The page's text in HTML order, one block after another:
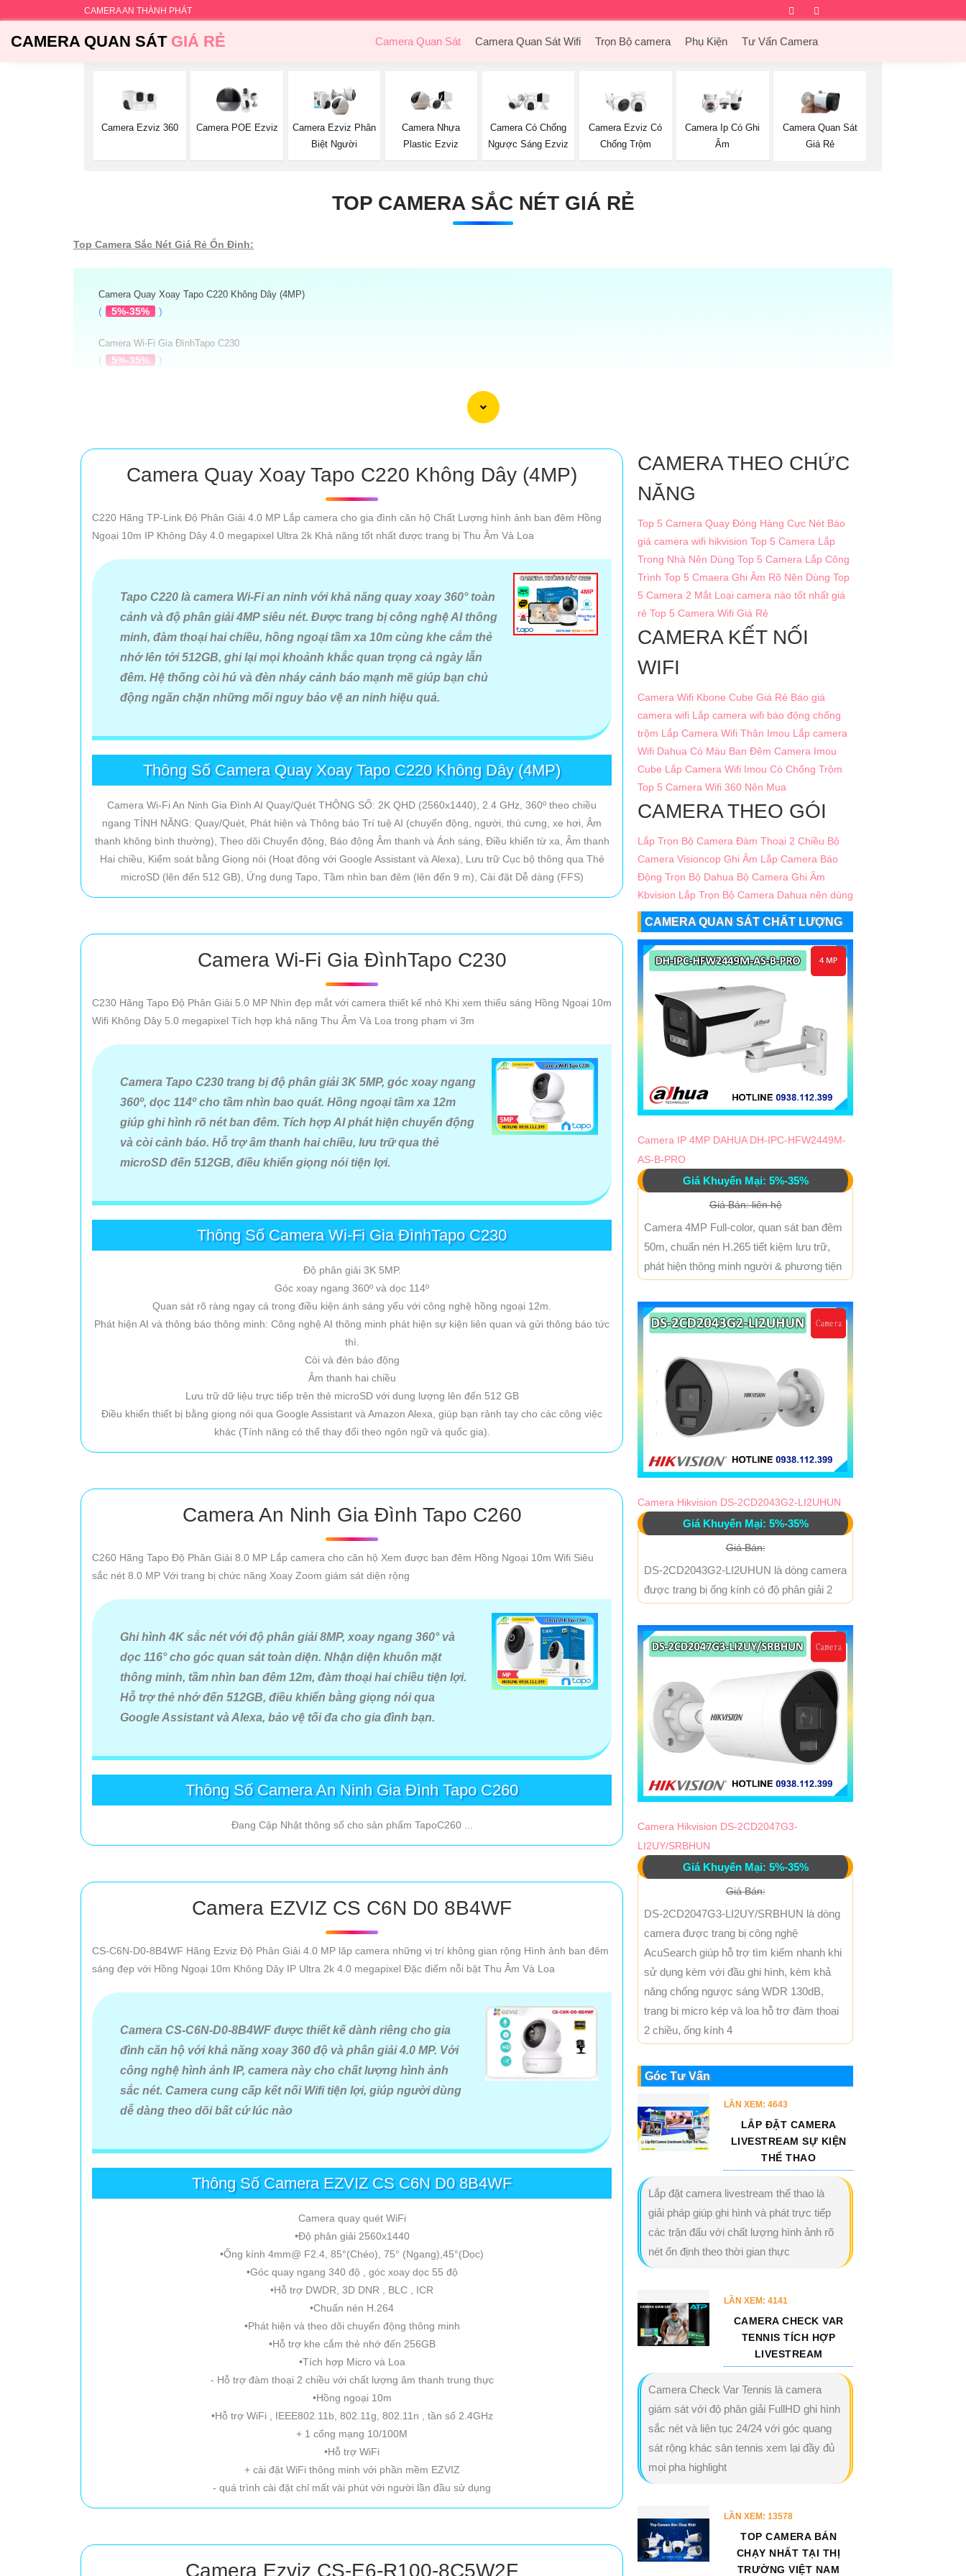
CAMERA AN THÀNH PHÁT Facebook
CAMERA QUAN SÁTGIÁ RẺ Camera Quan Sát Camera Quan Sát Wifi Trọn Bộ camera Phụ Kiện Tư Vấn Camera
Camera Ezviz 360 Camera POE Ezviz
Camera Ezviz Phân
Biệt Người
Camera Nhựa
Plastic Ezviz
Camera Có Chống
Ngược Sáng Ezviz
Camera Ezviz Có
Chống Trộm
Camera Ip Có Ghi
Âm
Camera Quan Sát
Giá Rẻ
TOP CAMERA SẮC NÉT GIÁ RẺ
Top Camera Sắc Nét Giá Rẻ Ổn Định:
Camera Quay Xoay Tapo C220 Không Dây (4MP)
( 5%-35% )
Camera Wi-Fi Gia ĐìnhTapo C230
( 5%-35% )
Camera Ezviz CS-E6-R100-8C5W2F
Top Camera Sắc Nét Giá Rẻ
Camera Wifi Imouđang là lựa chọn hàng đầu cho những ai muốn sở hữu hệ thống giám sát hiện đại,tiện lợi và tiết kiệm.Với thiết kế sang trọng khả năng ghi hình
tính năng kết nối thông minh qua điện thoại Imou mang đến trải nghiệm an ninh tối ưu cho mọi không gian.
mới nhất đi kèm chính sách chiết khấu hấp dẫn và hỗ trợ kỹ thuật chuyên nghiệp. Hãy chọnAn Thành Phát
trải nghiệm giải pháp an ninh toàn diện – nơi công nghệ chất lượng và niềm tin hội tụ trong từng sản phẩm.
Camera Quay Xoay Tapo C220 Không Dây (4MP)
C220 Hãng TP-Link Độ Phân Giải 4.0 MP Lắp camera cho gia đình căn hộ Chất Lượng hình ảnh ban đêm Hồng
Ngoại 10m IP Không Dây 4.0 megapixel Ultra 2k Khả năng tốt nhất được trang bị Thu Âm Và Loa
Tapo C220 là camera Wi-Fi an ninh với khả năng quay xoay 360° toàn
cảnh và độ phân giải 4MP siêu nét. Được trang bị công nghệ AI thông
minh, đàm thoại hai chiều, hồng ngoại tầm xa 10m cùng khe cắm thẻ
nhớ lên tới 512GB, ghi lại mọi khoảnh khắc quan trọng cả ngày lẫn
đêm. Hệ thống còi hú và đèn nháy cảnh báo mạnh mẽ giúp bạn chủ
động ngăn chặn những mối nguy bảo vệ an ninh hiệu quả.
Thông Số Camera Quay Xoay Tapo C220 Không Dây (4MP)
Camera Wi-Fi An Ninh Gia Đình AI Quay/Quét THÔNG SỐ: 2K QHD (2560x1440), 2.4 GHz, 360º theo chiều
ngang TÍNH NĂNG: Quay/Quét, Phát hiện và Thông báo Trí tuệ AI (chuyển động, người, thú cưng, xe hơi, Âm
thanh không bình thường), Theo dõi Chuyển động, Báo động Âm thanh và Ánh sáng, Điều khiển từ xa, Âm thanh
Hai chiều, Kiểm soát bằng Giọng nói (Hoạt động với Google Assistant và Alexa), Lưu trữ Cục bộ thông qua Thẻ
microSD (lên đến 512 GB), Ứng dụng Tapo, Tầm nhìn ban đêm (lên đến 9 m), Cài đặt Dễ dàng (FFS)
Camera Wi-Fi Gia ĐìnhTapo C230
C230 Hãng Tapo Độ Phân Giải 5.0 MP Nhìn đẹp mắt với camera thiết kế nhỏ Khi xem thiếu sáng Hồng Ngoại 10m
Wifi Không Dây 5.0 megapixel Tích hợp khả năng Thu Âm Và Loa trong phạm vi 3m
Camera Tapo C230 trang bị độ phân giải 3K 5MP, góc xoay ngang
360º, dọc 114º cho tầm nhìn bao quát. Hồng ngoại tầm xa 12m
giúp ghi hình rõ nét ban đêm. Tích hợp AI phát hiện chuyển động
và còi cảnh báo. Hỗ trợ âm thanh hai chiều, lưu trữ qua thẻ
microSD đến 512GB, điều khiển giọng nói tiện lợi.
Thông Số Camera Wi-Fi Gia ĐìnhTapo C230
Độ phân giải 3K 5MP.
Góc xoay ngang 360º và dọc 114º
Quan sát rõ ràng ngay cả trong điều kiện ánh sáng yếu với công nghệ hồng ngoại 12m.
Phát hiện AI và thông báo thông minh: Công nghệ AI thông minh phát hiện sự kiện liên quan và gửi thông báo tức
thì.
Còi và đèn báo động
Âm thanh hai chiều
Lưu trữ dữ liệu trực tiếp trên thẻ microSD với dung lượng lên đến 512 GB
Điều khiển thiết bị bằng giọng nói qua Google Assistant và Amazon Alexa, giúp bạn rảnh tay cho các công việc
khác (Tính năng có thể thay đổi theo ngôn ngữ và quốc gia).
Camera An Ninh Gia Đình Tapo C260
C260 Hãng Tapo Độ Phân Giải 8.0 MP Lắp camera cho căn hộ Xem được ban đêm Hồng Ngoại 10m Wifi Siêu
sắc nét 8.0 MP Với trang bị chức năng Xoay Zoom giám sát diện rộng
Ghi hình 4K sắc nét với độ phân giải 8MP, xoay ngang 360° và
dọc 116° cho góc quan sát toàn diện. Nhận diện khuôn mặt
thông minh, tầm nhìn ban đêm 12m, đàm thoại hai chiều tiện lợi.
Hỗ trợ thẻ nhớ đến 512GB, điều khiển bằng giọng nói qua
Google Assistant và Alexa, bảo vệ tối đa cho gia đình bạn.
Thông Số Camera An Ninh Gia Đình Tapo C260
Đang Cập Nhật thông số cho sản phẩm TapoC260 ...
Camera EZVIZ CS C6N D0 8B4WF
CS-C6N-D0-8B4WF Hãng Ezviz Độ Phân Giải 4.0 MP lăp camera những vị trí không gian rộng Hình ảnh ban đêm
sáng đẹp với Hồng Ngoại 10m Không Dây IP Ultra 2k 4.0 megapixel Đặc điểm nỗi bật Thu Âm Và Loa
Camera CS-C6N-D0-8B4WF được thiết kế dành riêng cho gia
đình căn hộ với khả năng xoay 360 độ và phân giải 4.0 MP. Với
công nghệ hình ảnh IP, camera này cho chất lượng hình ảnh
sắc nét. Camera cung cấp kết nối Wifi tiện lợi, giúp người dùng
dễ dàng theo dõi bất cứ lúc nào
Thông Số Camera EZVIZ CS C6N D0 8B4WF
Camera quay quét WiFi
•Độ phân giải 2560x1440
•Ống kính 4mm@ F2.4, 85°(Chéo), 75° (Ngang),45°(Dọc)
•Góc quay ngang 340 độ , góc xoay dọc 55 độ
•Hỗ trợ DWDR, 3D DNR , BLC , ICR
•Chuấn nén H.264
•Phát hiện và theo dõi chuyển động thông minh
•Hỗ trợ khe cắm thẻ nhớ đến 256GB
•Tích hợp Micro và Loa
- Hỗ trợ đàm thoại 2 chiều với chất lượng âm thanh trung thực
•Hồng ngoại 10m
•Hỗ trợ WiFi , IEEE802.11b, 802.11g, 802.11n , tần số 2.4GHz
+ 1 cổng mạng 10/100M
•Hỗ trợ WiFi
+ cài đặt WiFi thông minh với phần mềm EZVIZ
- quá trình cài đặt chỉ mất vài phút với người lần đầu sử dụng
Camera Ezviz CS-E6-R100-8C5W2F
CAMERA THEO CHỨC
NĂNG
Top 5 Camera Quay Đóng Hàng Cực Nét Báo
giá camera wifi hikvision Top 5 Camera Lắp
Trong Nhà Nên Dùng Top 5 Camera Lắp Công
Trình Top 5 Cmaera Ghi Âm Rõ Nên Dùng Top
5 Camera 2 Mắt Loại camera nào tốt nhất giá
rẻ Top 5 Camera Wifi Giá Rẻ
CAMERA KẾT NỐI
WIFI
Camera Wifi Kbone Cube Giá Rẻ Báo giá
camera wifi Lắp camera wifi báo động chống
trộm Lắp Camera Wifi Thân Imou Lắp camera
Wifi Dahua Có Màu Ban Đêm Camera Imou
Cube Lắp Camera Wifi Imou Có Chống Trộm
Top 5 Camera Wifi 360 Nên Mua
CAMERA THEO GÓI
Lắp Trọn Bộ Camera Đàm Thoại 2 Chiều Bộ
Camera Visioncop Ghi Âm Lắp Camera Báo
Động Trọn Bộ Dahua Bộ Camera Ghi Âm
Kbvision Lắp Trọn Bộ Camera Dahua nên dùng
CAMERA QUAN SÁT CHẤT LƯỢNG
Camera IP 4MP DAHUA DH-IPC-HFW2449M-
AS-B-PRO
Giá Khuyến Mại: 5%-35%
Giá Bán: liên hệ
Camera 4MP Full-color, quan sát ban đêm
50m, chuẩn nén H.265 tiết kiệm lưu trữ,
phát hiện thông minh người & phương tiện
Camera Hikvision DS-2CD2043G2-LI2UHUN
Giá Khuyến Mại: 5%-35%
Giá Bán:
DS-2CD2043G2-LI2UHUN là dòng camera
được trang bị ống kính có độ phân giải 2
Camera Hikvision DS-2CD2047G3-
LI2UY/SRBHUN
Giá Khuyến Mại: 5%-35%
Giá Bán:
DS-2CD2047G3-LI2UY/SRBHUN là dòng
camera được trang bị công nghệ
AcuSearch giúp hỗ trợ tìm kiếm nhanh khi
sử dụng kèm với đầu ghi hình, kèm khả
năng chống ngược sáng WDR 130dB,
trang bị micro kép và loa hỗ trợ đàm thoại
2 chiều, ống kính 4
Góc Tư Vấn
LẦN XEM: 4643
LẮP ĐẶT CAMERA
LIVESTREAM SỰ KIỆN
THỂ THAO
Lắp đặt camera livestream thể thao là
giải pháp giúp ghi hình và phát trực tiếp
các trận đấu với chất lượng hình ảnh rõ
nét ổn định theo thời gian thực
LẦN XEM: 4141
CAMERA CHECK VAR
TENNIS TÍCH HỢP
LIVESTREAM
Camera Check Var Tennis là camera
giám sát với độ phân giải FullHD ghi hình
sắc nét và liên tục 24/24 với góc quang
sát rộng khác sân tennis xem lại đầy đủ
mọi pha highlight
LẦN XEM: 13578
TOP CAMERA BÁN
CHẠY NHẤT TẠI THỊ
TRƯỜNG VIỆT NAM